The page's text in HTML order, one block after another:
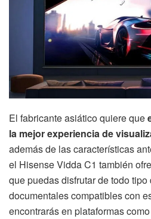
El fabricante asiático quiere que
la mejor experiencia de
además de las características
el Hisense Vidda C1 también
que puedas disfrutar de todo
documentales compatibles con
encontrarás en plataformas